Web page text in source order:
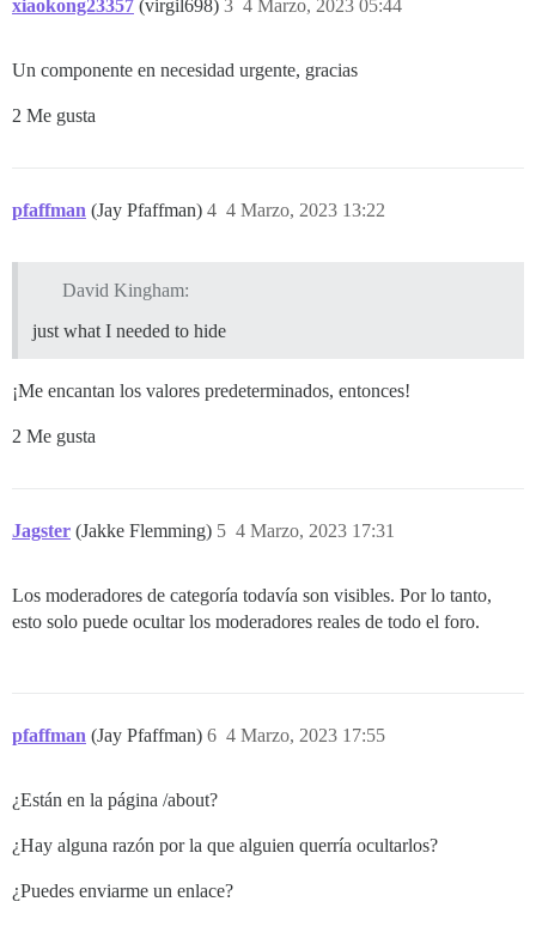
xiaokong23357 (virgil698) 4 Marzo, 2023 05:44
3
Un componente en necesidad urgente, gracias
2 Me gusta
pfaffman (Jay Pfaffman) 4 Marzo, 2023 13:22
4
David Kingham:
just what I needed to hide
¡Me encantan los valores predeterminados, entonces!
2 Me gusta
Jagster (Jakke Flemming) 4 Marzo, 2023 17:31
5
Los moderadores de categoría todavía son visibles. Por lo tanto,
esto solo puede ocultar los moderadores reales de todo el foro.
pfaffman (Jay Pfaffman) 4 Marzo, 2023 17:55
6
¿Están en la página /about?
¿Hay alguna razón por la que alguien querría ocultarlos?
¿Puedes enviarme un enlace?